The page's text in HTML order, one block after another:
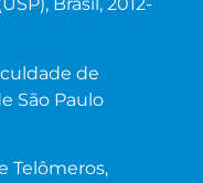
Brasil, 2012-
de
São Paulo
Telômeros,